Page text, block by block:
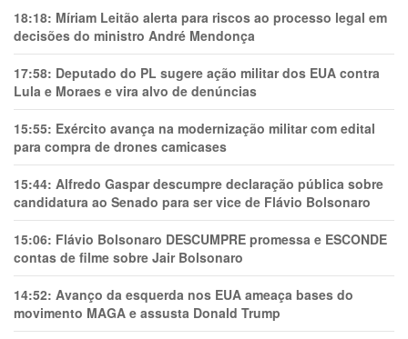
18:18: Míriam Leitão alerta para riscos ao processo legal em
decisões do ministro André Mendonça
17:58: Deputado do PL sugere ação militar dos EUA contra
Lula e Moraes e vira alvo de denúncias
15:55: Exército avança na modernização militar com edital
para compra de drones camicases
15:44: Alfredo Gaspar descumpre declaração pública sobre
candidatura ao Senado para ser vice de Flávio Bolsonaro
15:06: Flávio Bolsonaro DESCUMPRE promessa e ESCONDE
contas de filme sobre Jair Bolsonaro
14:52: Avanço da esquerda nos EUA ameaça bases do
movimento MAGA e assusta Donald Trump